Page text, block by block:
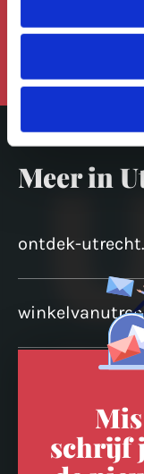
Meer in
ontdek-
schrijf